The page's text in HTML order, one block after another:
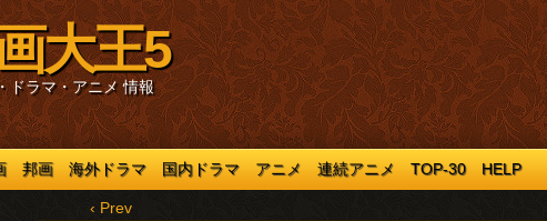
大王5
ドラマ・アニメ 情報
邦画 海外ドラマ 国内ドラマ アニメ 連続アニメ TOP-30 HELP
‹ Prev